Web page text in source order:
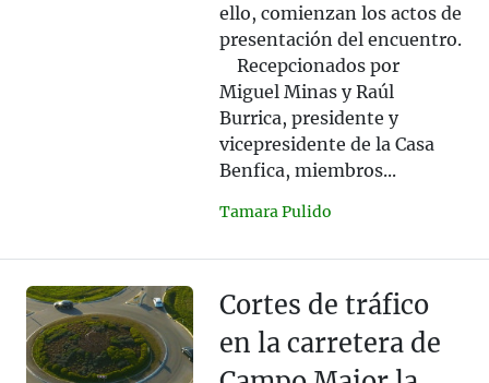
ello, comienzan los actos de
presentación del encuentro.
Recepcionados por
Miguel Minas y Raúl
Burrica, presidente y
vicepresidente de la Casa
Benfica, miembros...
Tamara Pulido
Cortes de tráfico
en la carretera de